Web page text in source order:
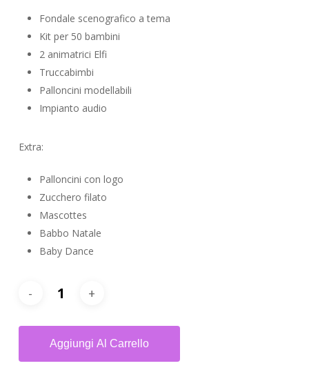
Fondale scenografico a tema
Kit per 50 bambini
2 animatrici Elfi
Truccabimbi
Palloncini modellabili
Impianto audio
Extra:
Palloncini con logo
Zucchero filato
Mascottes
Babbo Natale
Baby Dance
Aggiungi Al Carrello